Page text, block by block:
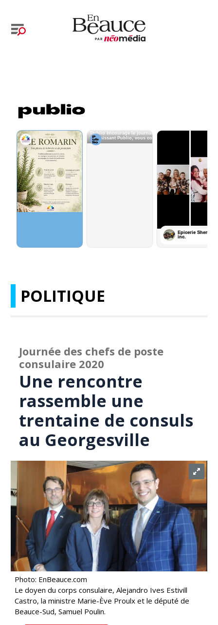
POLITIQUE
Journée des chefs de poste
consulaire 2020
Une rencontre
rassemble une
trentaine de consuls
au Georgesville
Photo: EnBeauce.com
Le doyen du corps consulaire, Alejandro Ives Estivill
Castro, la ministre Marie-Ève Proulx et le député de
Beauce-Sud, Samuel Poulin.